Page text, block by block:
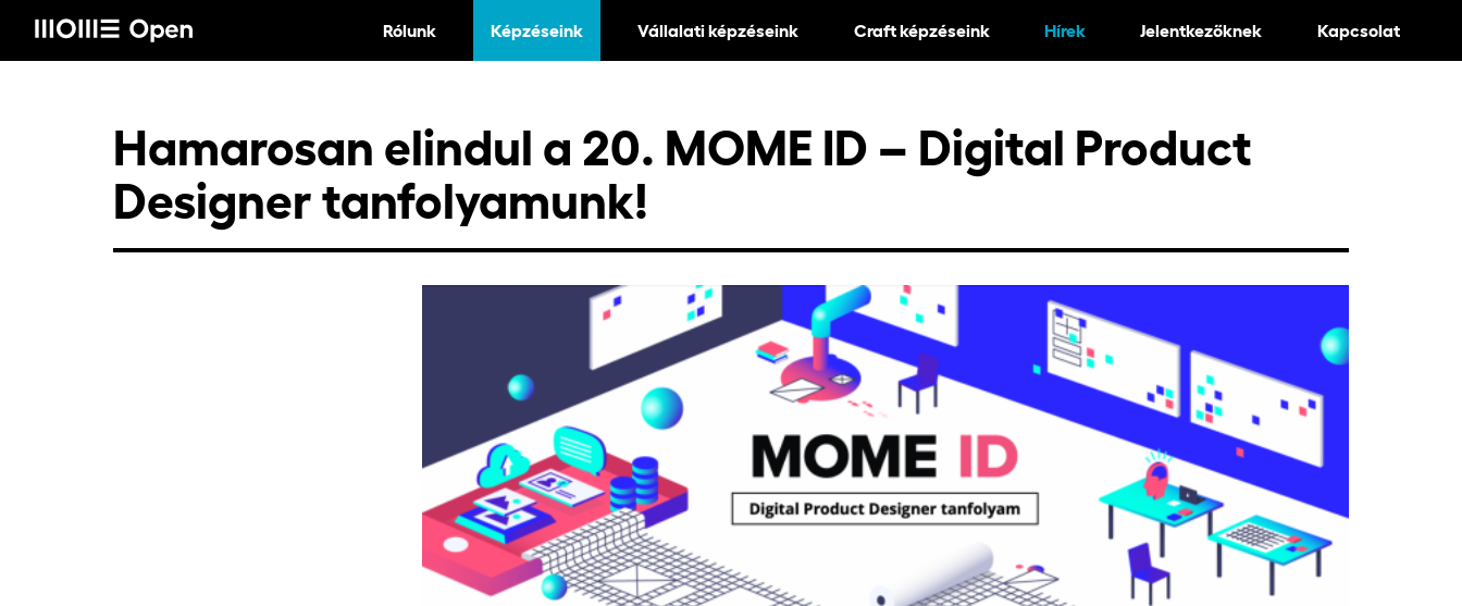
Rólunk Képzéseink Vállalati képzéseink Craft képzéseink Hírek Jelentkezőknek Kapcsolat
Hamarosan elindul a 20. MOME ID – Digital Product
Designer tanfolyamunk!